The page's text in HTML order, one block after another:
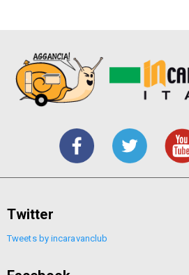
Twitter
Tweets by incaravanclub